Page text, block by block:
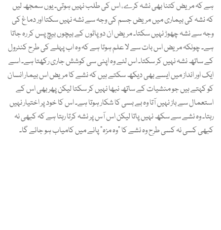
ہے کہ مریض کتنا بھی نشہ کرے، اس کی طلب نہیں ہوتی۔ یوں سمجھ لیں
کہ نشہ کی بیماری میں مریض جسم کی وجہ سے نشہ نہیں سکتا اور دماغ کی
وجہ سے نشہ چھوڑ نہیں سکتا۔ مریض ان دو پاٹوں کے بیچوں بیچ پس کر رہ جاتا
ہے۔ چونکہ مریض اس بات سے لا علم ہوتا ہے کہ وہ اب پہلے کی طرح کنٹرول
کے ساتھ نشہ نہیں کر سکتا۔ اس لئے وہ اپنی سی کوشش جاری رکھتا ہے۔ اسے
ایک اور انداز میں ایسے بھی دیکھ سکتے ہیں کہ نشے کا مریض اس بیمار انسان
کو کہتے ہیں جو منشیات کے ساتھ نبھا نہیں کر سکتا لیکن پھر بھی اس کے
استعمال سے باز نہیں آتا وہ بے بسی کا شکار ہوتا ہے۔ اس کا خود پر اختیار نہیں
رہتا۔ وہ نشے سے سکھ نہیں پاتا لیکن اس آس پر نشہ کرتا رہتا ہے کہ کبھی نہ
کبھی کسی نہ کسی طرح وہ نشے کا “وہ مزہ” پانے میں کامیاب ہو جائے گا۔